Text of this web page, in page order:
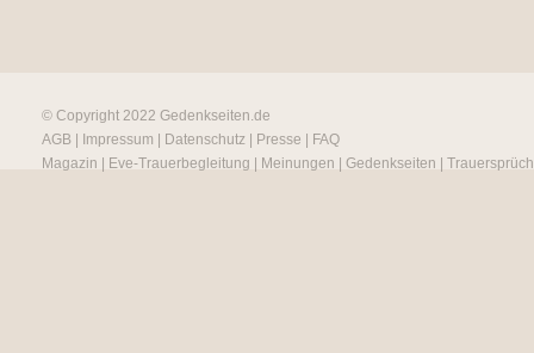
© Copyright 2022 Gedenkseiten.de
AGB
Impressum Datenschutz Presse
FAQ
Magazin
Eve-Trauerbegleitung Meinungen Gedenkseiten